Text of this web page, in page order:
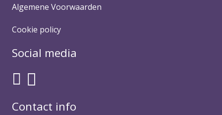
Algemene Voorwaarden
Cookie policy
Social media
Contact info